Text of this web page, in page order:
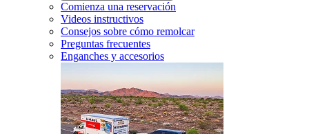
Comienza una reservación
Videos instructivos
Consejos sobre cómo remolcar
Preguntas frecuentes
Enganches y accesorios